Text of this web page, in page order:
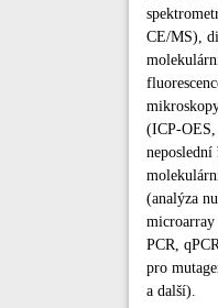
CE/MS),
(ICP-
neposlední
(analýza
microarray
PCR,
pro
a další).